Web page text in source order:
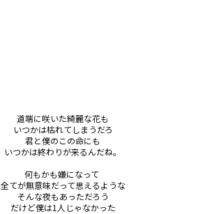
道端に咲いた綺麗な花も
いつかは枯れてしまうだろ
君と僕のこの命にも
いつかは終わりが来るんだね。
何もかも嫌になって
全てが無意味だって思えるような
そんな夜もあっただろう
だけど僕は1人じゃなかった